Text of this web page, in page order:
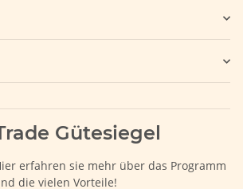
Gütesiegel
erfahren sie mehr über das Programm
die vielen Vorteile!